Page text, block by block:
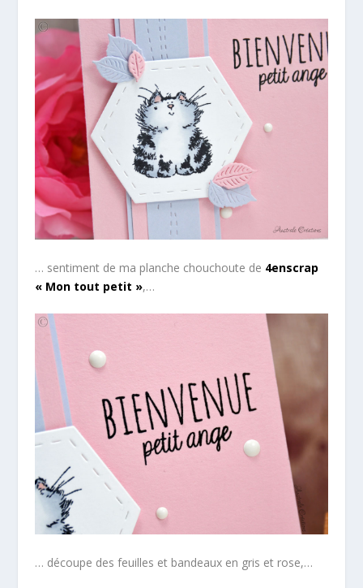
… sentiment de ma planche chouchoute de 4enscrap
« Mon tout petit »,…
… découpe des feuilles et bandeaux en gris et rose,…